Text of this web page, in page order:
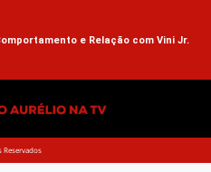
e Relação com Vini Jr.